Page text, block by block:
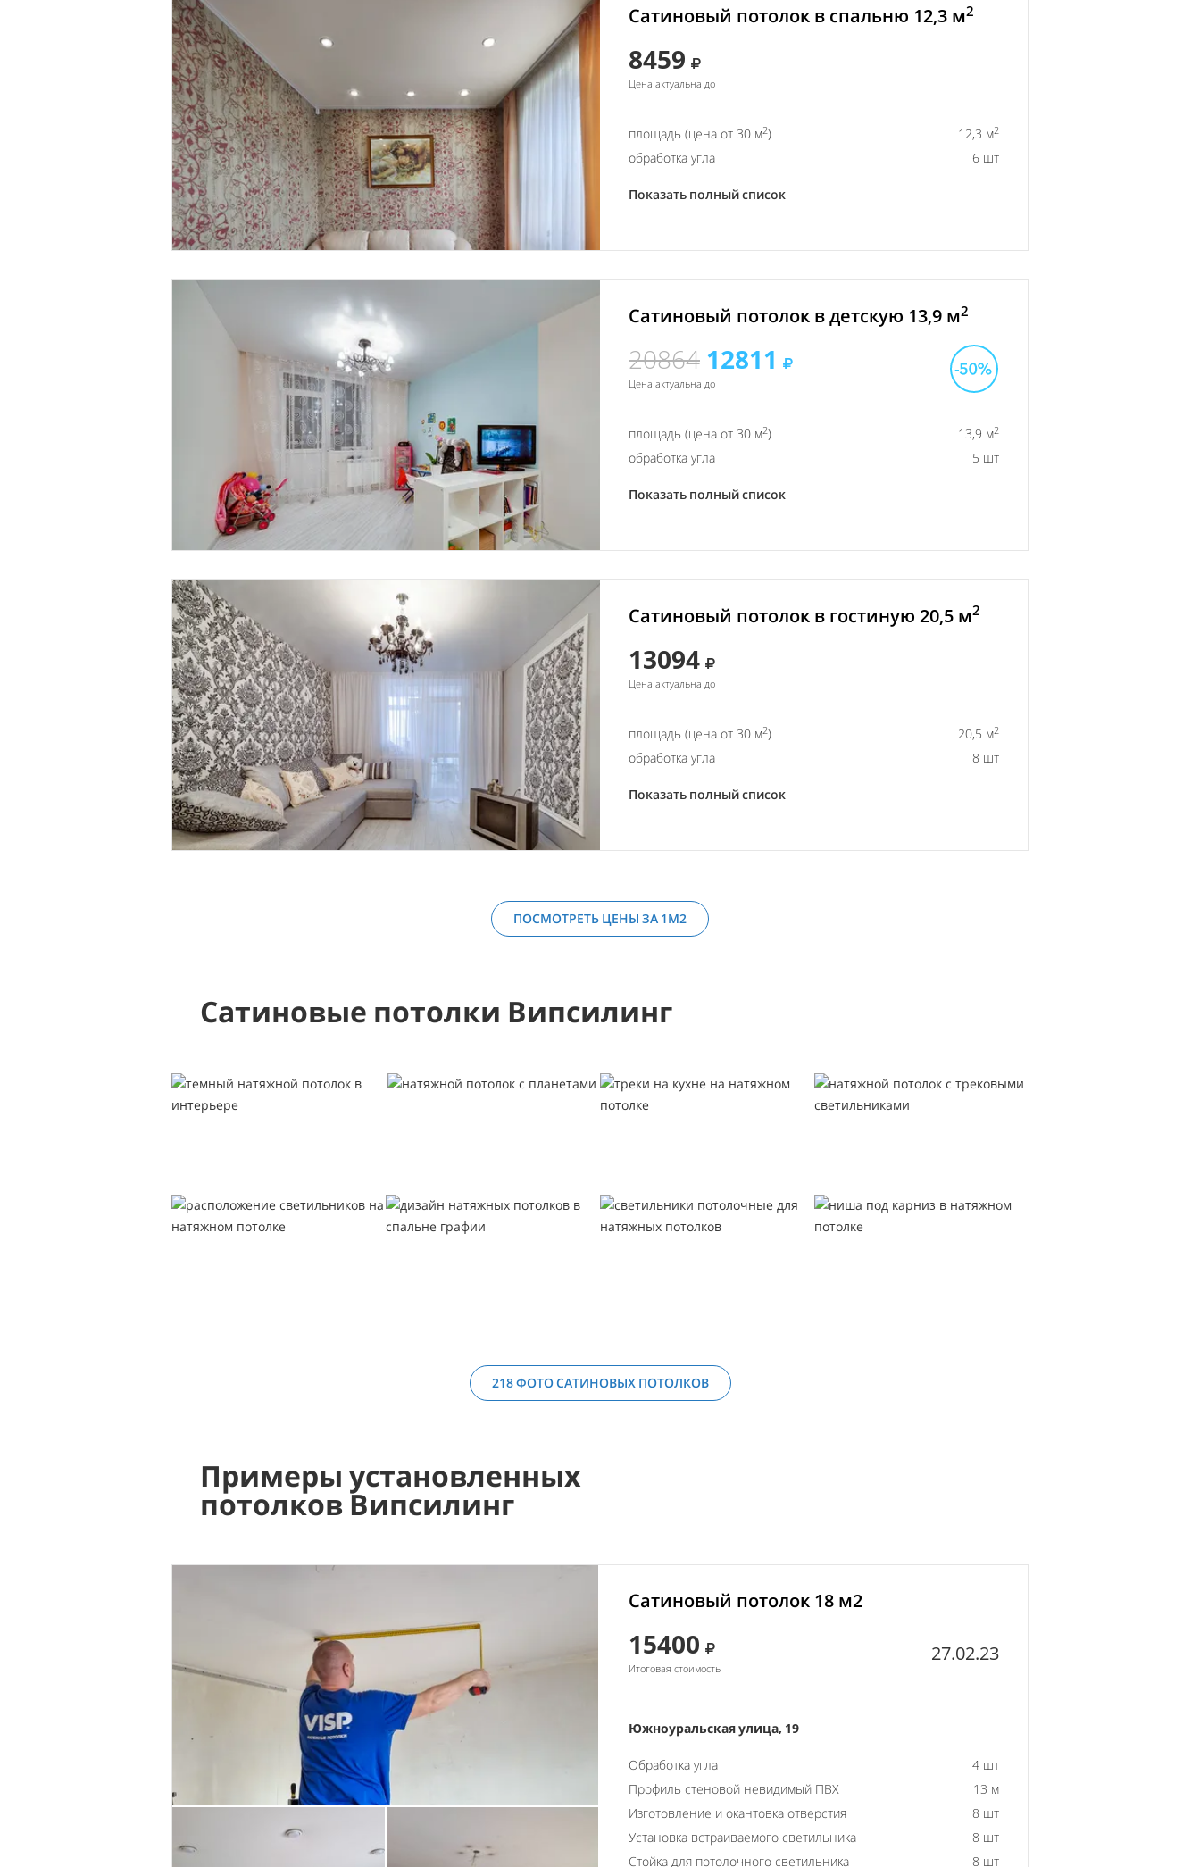
Сатиновый потолок в спальню 12,3 м2
8459
Цена актуальна до
площадь (цена от 30 м2) 12,3 м2
обработка угла 6 шт
Показать полный список
Сатиновый потолок в детскую 13,9 м2
20864 12811
Цена актуальна до
площадь (цена от 30 м2) 13,9 м2
обработка угла 5 шт
Показать полный список
Сатиновый потолок в гостиную 20,5 м2
13094
Цена актуальна до
площадь (цена от 30 м2) 20,5 м2
обработка угла 8 шт
Показать полный список
ПОСМОТРЕТЬ ЦЕНЫ ЗА 1М2
Сатиновые потолки Випсилинг
218 ФОТО САТИНОВЫХ ПОТОЛКОВ
Примеры установленных
потолков Випсилинг
Сатиновый потолок 18 м2
15400
Итоговая стоимость
27.02.23
Южноуральская улица, 19
Обработка угла
4 шт
Профиль стеновой невидимый ПВХ
13 м
Изготовление и окантовка отверстия
8 шт
Установка встраиваемого светильника
8 шт
Стойка для потолочного светильника
8 шт